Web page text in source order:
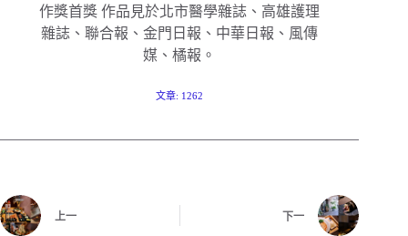
作獎首獎 作品見於北市醫學雜誌、高雄護理
雜誌、聯合報、金門日報、中華日報、風傳
媒、橘報。
文章: 1262
上一 下一